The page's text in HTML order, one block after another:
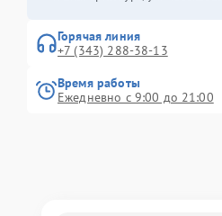
Горячая линия
+7 (343) 288-38-13
Время работы
Ежедневно с 9:00 до 21:00